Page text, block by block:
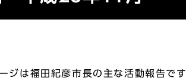
ジは福田紀彦市長の主な活動報告です